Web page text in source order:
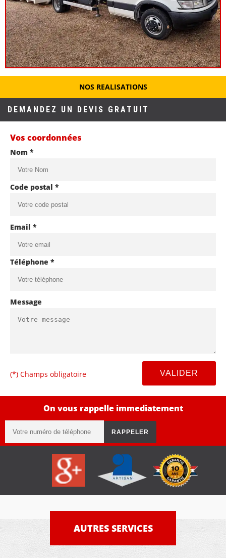
NOS REALISATIONS
DEMANDEZ UN DEVIS GRATUIT
Vos coordonnées
Nom *
Code postal *
Email *
Téléphone *
Message
(*) Champs obligatoire
On vous rappelle immediatement
AUTRES SERVICES